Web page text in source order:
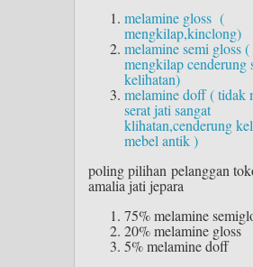
melamine gloss (
mengkilap,kinclong)
melamine semi gloss
mengkilap cenderung
kelihatan)
melamine doff ( tidak
serat jati sangat
klihatan,cenderung
mebel antik )
poling pilihan pelanggan
amalia jati jepara
75% melamine
20% melamine gloss
5% melamine doff